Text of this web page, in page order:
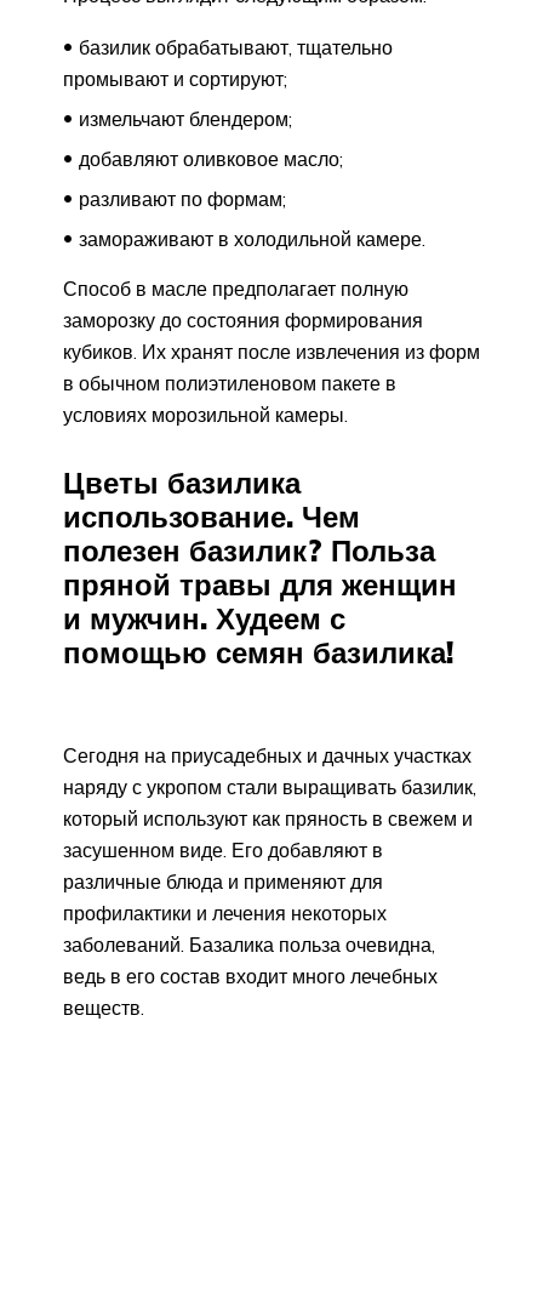
базилик обрабатывают, тщательно
промывают и сортируют;
измельчают блендером;
добавляют оливковое масло;
разливают по формам;
замораживают в холодильной камере.
Способ в масле предполагает полную
заморозку до состояния формирования
кубиков. Их хранят после извлечения из форм
в обычном полиэтиленовом пакете в
условиях морозильной камеры.
Цветы базилика
использование. Чем
полезен базилик? Польза
пряной травы для женщин
и мужчин. Худеем с
помощью семян базилика!
Сегодня на приусадебных и дачных участках
наряду с укропом стали выращивать базилик,
который используют как пряность в свежем и
засушенном виде. Его добавляют в
различные блюда и применяют для
профилактики и лечения некоторых
заболеваний. Базалика польза очевидна,
ведь в его состав входит много лечебных
веществ.